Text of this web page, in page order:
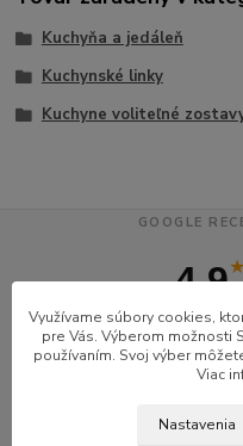
Kuchyňa a jedáleň
Kuchynské linky
Kuchyne voliteľné
GOOGLE
4.9
AP Alena P.
Veľmi seriózny dodávateľ
Využívame súbory cookies,
pre Vás. Výberom možnosti
používaním. Svoj výber
Viac
Nastavenia